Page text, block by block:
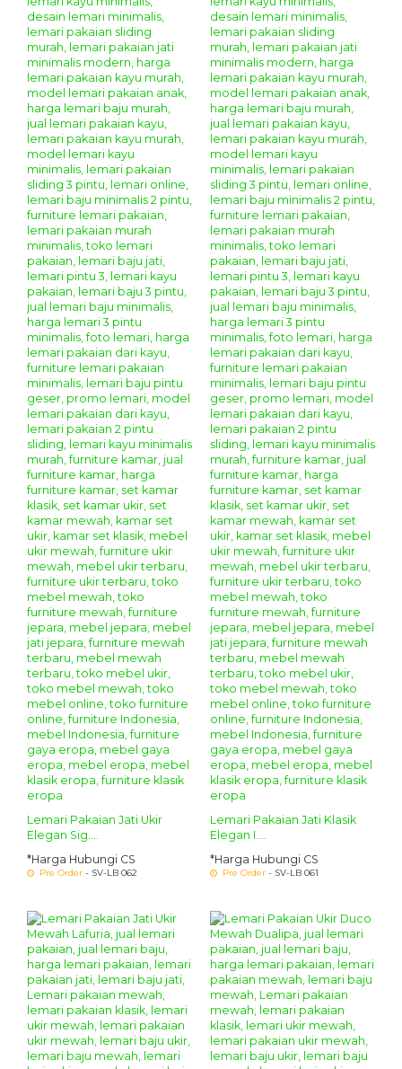
Lemari Pakaian Jati Ukir
Elegan Sig....
*Harga Hubungi CS
Pre Order - SV-LB 062
Lemari Pakaian Jati Klasik
Elegan I....
*Harga Hubungi CS
Pre Order - SV-LB 061